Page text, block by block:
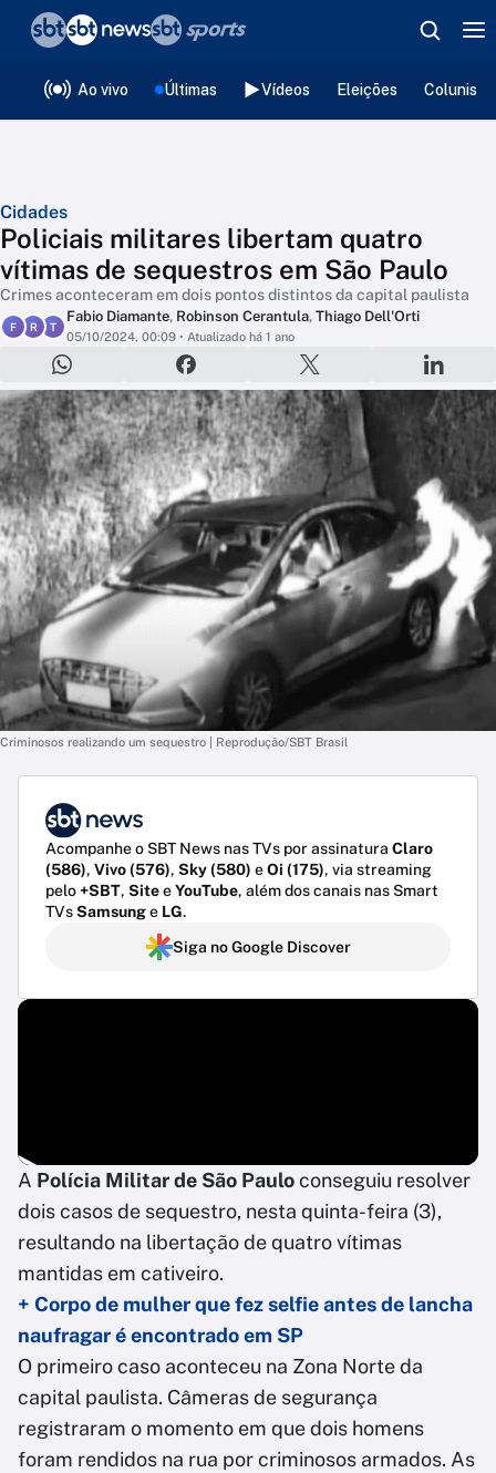
Ao vivo Últimas Vídeos Eleições
Cidades
Policiais militares libertam quatro
vítimas de sequestros em São Paulo
Crimes aconteceram em dois pontos distintos da capital paulista
F R T
Fabio Diamante, Robinson Cerantula, Thiago Dell'Orti
05/10/2024, 00:09 • Atualizado há 1 ano
Criminosos realizando um sequestro | Reprodução/SBT Brasil
Acompanhe o SBT News nas TVs por assinatura Claro
(586), Vivo (576), Sky (580) eOi (175), via streaming
pelo+SBT, SiteeYouTube, além dos canais nas Smart
TVsSamsunge LG.
Siga no Google Discover
A Polícia Militar de São Pauloconseguiu resolver
dois casos de sequestro, nesta quinta-feira (3),
resultando na libertação de quatro vítimas
mantidas em cativeiro.
+ Corpo de mulher que fez selfie antes de lancha
naufragar é encontrado em SP
O primeiro caso aconteceu na Zona Norte da
capital paulista. Câmeras de segurança
registraram o momento em que dois homens
foram rendidos na rua por criminosos armados. As
❮voltar
Editorias